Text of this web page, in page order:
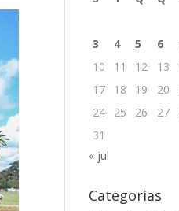
3
4 5 6
10
11 12 13
17
18 19 20
24
25 26 27
31
« jul
Categorias